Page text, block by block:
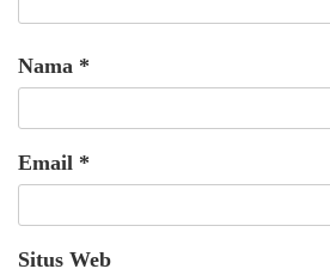
Nama *
Email *
Situs Web